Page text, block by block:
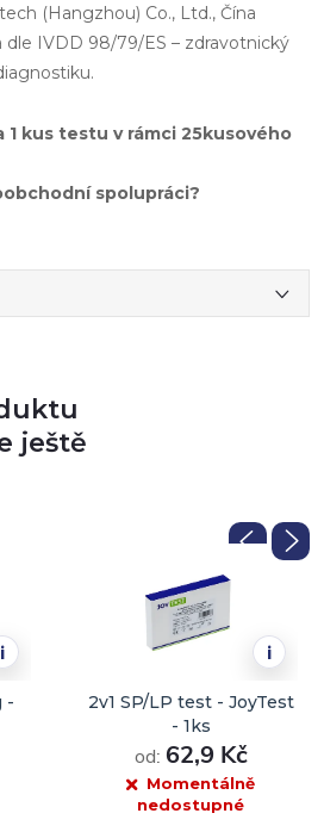
(Hangzhou) Co., Ltd., Čína
dle IVDD 98/79/ES – zdravotnický
1 kus testu v rámci 25kusového
spolupráci?
ještě
i
-
i
2v1 SP/LP test - JoyTest
- 1ks
od: 62,9 Kč
Momentálně
nedostupné